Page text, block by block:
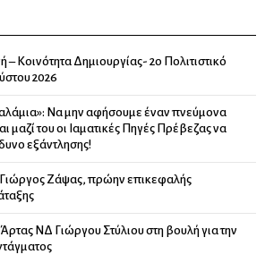
Κοινότητα Δημιουργίας- 2ο Πολιτιστικό
2026
Να μην αφήσουμε έναν πνεύμονα
μαζί του οι Ιαματικές Πηγές Πρέβεζας να
εξάντλησης!
Ζάψας, πρώην επικεφαλής
ΝΔ Γιώργου Στύλιου στη βουλή για την